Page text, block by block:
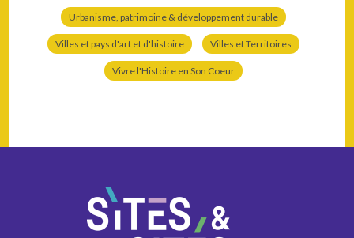
Urbanisme, patrimoine & développement durable
Villes et pays d'art et d'histoire Villes et Territoires
Vivre l'Histoire en Son Coeur